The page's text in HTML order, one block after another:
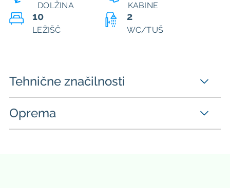
DOLŽINA KABINE
10
LEŽIŠČ
2
WC/TUŠ
Tehnične značilnosti
Oprema